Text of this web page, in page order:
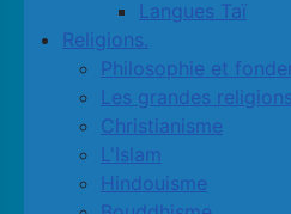
Langues Taï
Religions.
Philosophie et
Les grandes
Christianisme
L'Islam
Hindouisme